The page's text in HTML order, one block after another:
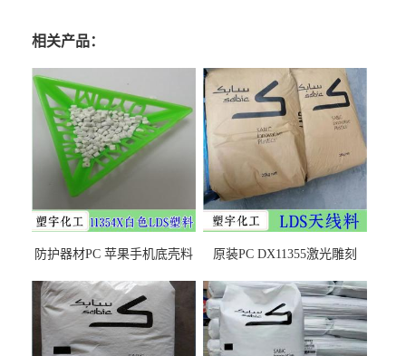
相关产品：
防护器材PC 苹果手机底壳料
之忧
原装PC DX11355激光雕刻